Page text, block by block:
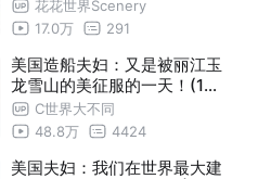
花花世界Scenery
17.0万
291
美国造船夫妇：又是被丽江玉
龙雪山的美征服的一天！(108
0P中文字幕)
C世界大不同
48.8万
4424
美国夫妇：我们在世界最大建